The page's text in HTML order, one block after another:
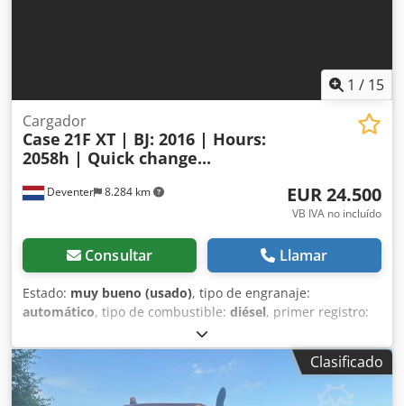
1 / 15
Deventer 8.284 km
Cargador
Case 21F XT | BJ: 2016 | Hours:
2058h | Quick change...
EUR 24.500
VB IVA no incluído
Consultar Llamar
Estado: muy bueno (usado), tipo de engranaje:
automático, tipo de combustible: diésel, primer registro:
, Año de fabricación:2016
funcionamiento:2.058 h, Equipamiento:cabina, =
Opciones y accesorios adicionales = - Cabina cerrada -
Radio/reproductor de CD = Notas = Pala cargadora CASE
Clasificado